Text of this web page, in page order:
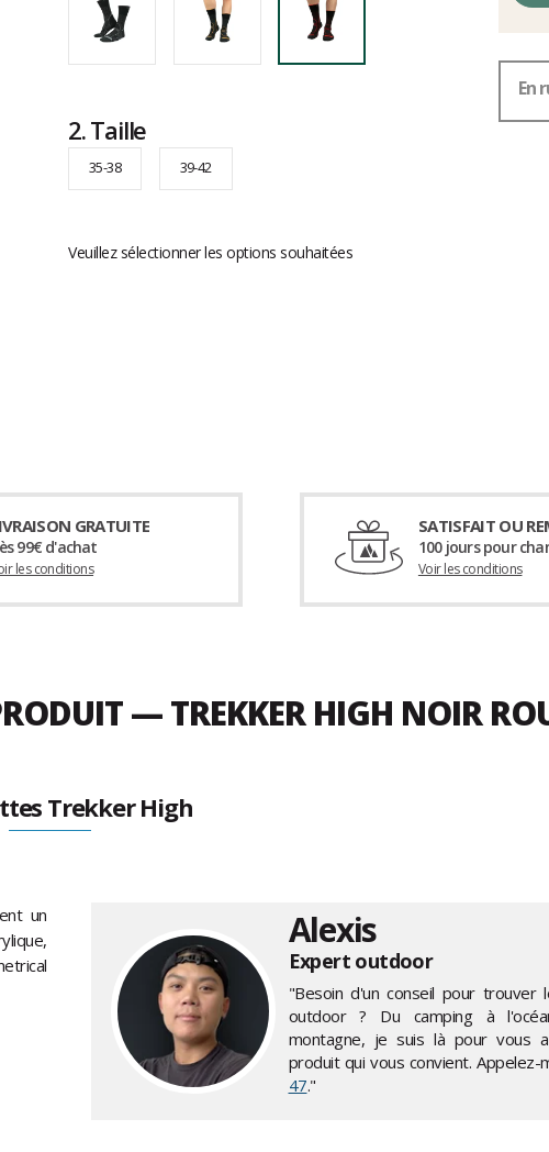
2.Taille
35-38 39-42
Veuillez sélectionner les options souhaitées
En
GRATUITE
99€ d'achat
les conditions
SATISFAIT OU
100 jours pour
Voir les conditions
— TREKKER HIGH NOIR
Trekker High
un
Alexis
Expert outdoor
"Besoin d'un conseil pour trouver
outdoor ? Du camping à
montagne, je suis là pour vous
produit qui vous convient. Appelez-
47."